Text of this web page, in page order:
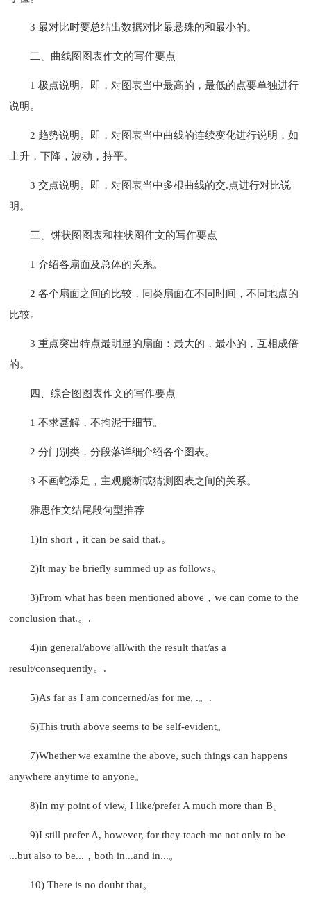
3 最对比时要总结出数据对比最悬殊的和最小的。
二、曲线图图表作文的写作要点
1 极点说明。即，对图表当中最高的，最低的点要单独进行
说明。
2 趋势说明。即，对图表当中曲线的连续变化进行说明，如
上升，下降，波动，持平。
3 交点说明。即，对图表当中多根曲线的交.点进行对比说
明。
三、饼状图图表和柱状图作文的写作要点
1 介绍各扇面及总体的关系。
2 各个扇面之间的比较，同类扇面在不同时间，不同地点的
比较。
3 重点突出特点最明显的扇面：最大的，最小的，互相成倍
的。
四、综合图图表作文的写作要点
1 不求甚解，不拘泥于细节。
2 分门别类，分段落详细介绍各个图表。
3 不画蛇添足，主观臆断或猜测图表之间的关系。
雅思作文结尾段句型推荐
1)In short，it can be said that.。
2)It may be briefly summed up as follows。
3)From what has been mentioned above，we can come to the
conclusion that.。.
4)in general/above all/with the result that/as a
result/consequently。.
5)As far as I am concerned/as for me, .。.
6)This truth above seems to be self-evident。
7)Whether we examine the above, such things can happens
anywhere anytime to anyone。
8)In my point of view, I like/prefer A much more than B。
9)I still prefer A, however, for they teach me not only to be
...but also to be...，both in...and in...。
10) There is no doubt that。